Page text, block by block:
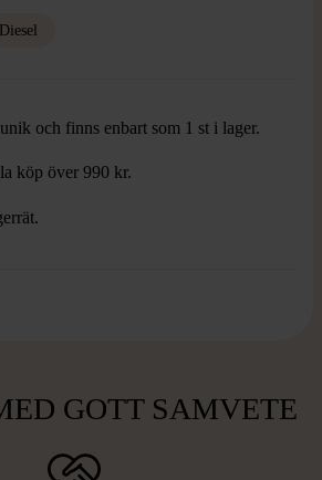
Diesel
och finns enbart som 1 st i lager.
köp över 990 kr.
GOTT SAMVETE